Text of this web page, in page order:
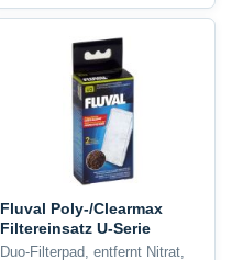
Fluval Poly-/Clearmax
Filtereinsatz U-Serie
Duo-Filterpad, entfernt Nitrat,